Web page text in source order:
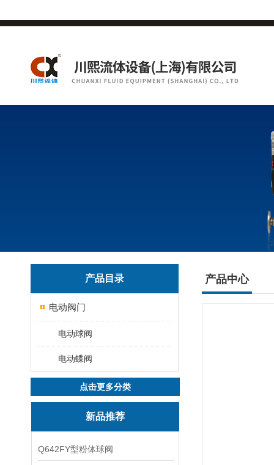
产品目录
电动阀门
电动球阀
电动蝶阀
点击更多分类
新品推荐
Q642FY型粉体球阀
产品中心